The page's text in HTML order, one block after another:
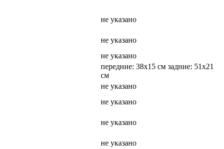
не указано
не указано
не указано
передние: 38x15 см задние: 51x21
см
не указано
не указано
не указано
не указано